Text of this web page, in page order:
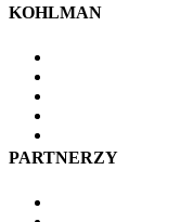
KOHLMAN
PARTNERZY